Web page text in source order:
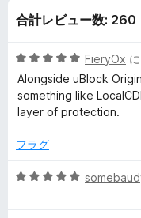
レ
ビ
ュ
5
評
価
合計レビュー数: 260
5
段
階
中
の
価
FieryOx
Alongside uBlock
something like
layer of protection.
フラグ
5